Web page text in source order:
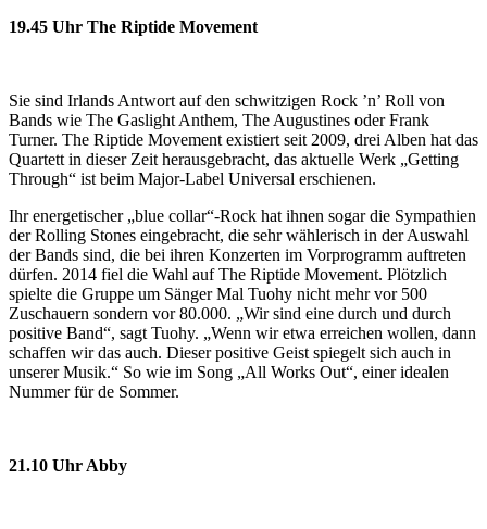
19.45 Uhr The Riptide Movement
Sie sind Irlands Antwort auf den schwitzigen Rock ’n’ Roll von
Bands wie The Gaslight Anthem, The Augustines oder Frank
Turner. The Riptide Movement existiert seit 2009, drei Alben hat das
Quartett in dieser Zeit herausgebracht, das aktuelle Werk „Getting
Through“ ist beim Major-Label Universal erschienen.
Ihr energetischer „blue collar“-Rock hat ihnen sogar die Sympathien
der Rolling Stones eingebracht, die sehr wählerisch in der Auswahl
der Bands sind, die bei ihren Konzerten im Vorprogramm auftreten
dürfen. 2014 fiel die Wahl auf The Riptide Movement. Plötzlich
spielte die Gruppe um Sänger Mal Tuohy nicht mehr vor 500
Zuschauern sondern vor 80.000. „Wir sind eine durch und durch
positive Band“, sagt Tuohy. „Wenn wir etwa erreichen wollen, dann
schaffen wir das auch. Dieser positive Geist spiegelt sich auch in
unserer Musik.“ So wie im Song „All Works Out“, einer idealen
Nummer für de Sommer.
21.10 Uhr Abby